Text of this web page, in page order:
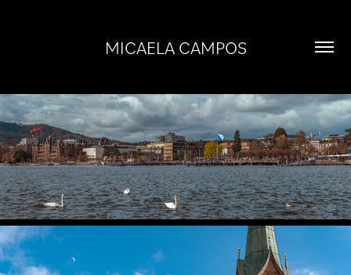
MICAELA CAMPOS